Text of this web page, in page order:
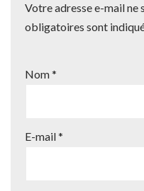
Votre adresse e-mail ne
obligatoires sont
Nom*
E-mail*